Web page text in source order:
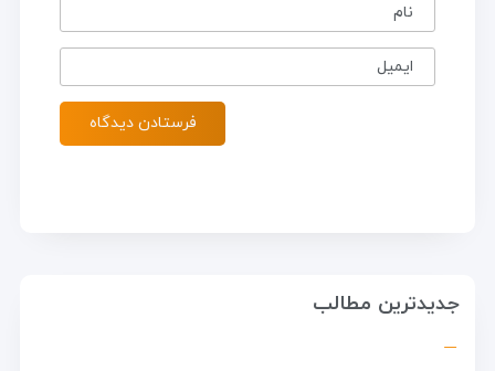
نام
ایمیل
جدیدترین مطالب